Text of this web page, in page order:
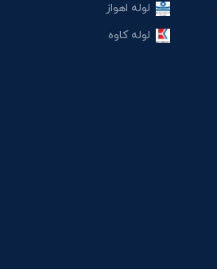
لوله اهواز
لوله کاوه